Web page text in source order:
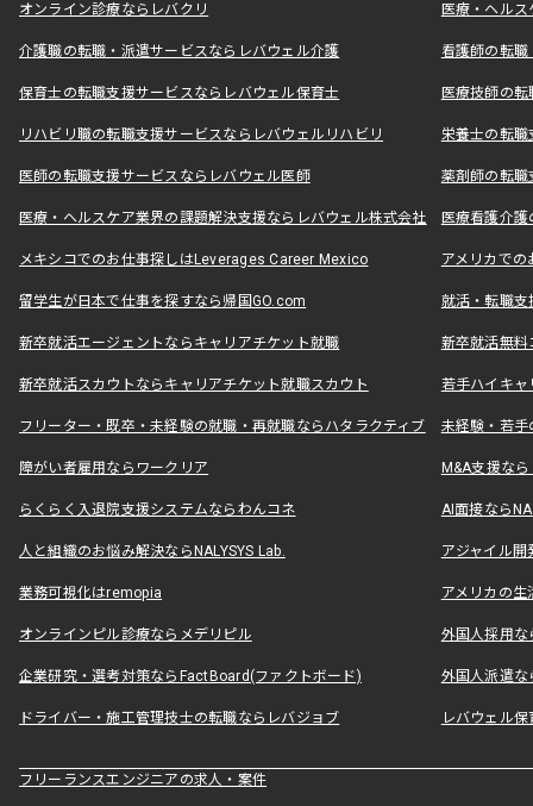
オンライン診療ならレバクリ 医療・ヘル
介護職の転職・派遣サービスならレバウェル介護 看護師の転
保育士の転職支援サービスならレバウェル保育士 医療技師の
リハビリ職の転職支援サービスならレバウェルリハビリ 栄養士の転
医師の転職支援サービスならレバウェル医師 薬剤師の転
医療・ヘルスケア業界の課題解決支援ならレバウェル株式会社 医療看護介
メキシコでのお仕事探しはLeverages Career Mexico アメリカで
留学生が日本で仕事を探すなら帰国GO.com 就活・転職
新卒就活エージェントならキャリアチケット就職 新卒就活無料
新卒就活スカウトならキャリアチケット就職スカウト 若手ハイキ
フリーター・既卒・未経験の就職・再就職ならハタラクティブ 未経験・若手
障がい者雇用ならワークリア M&A支援な
らくらく入退院支援システムならわんコネ AI面接なら
人と組織のお悩み解決ならNALYSYS Lab. アジャイル
業務可視化はremopia アメリカの
オンラインピル診療ならメデリピル 外国人採用
企業研究・選考対策ならFactBoard(ファクトボード) 外国人派遣な
ドライバー・施工管理技士の転職ならレバジョブ レバウェル
フリーランスエンジニアの求人・案件